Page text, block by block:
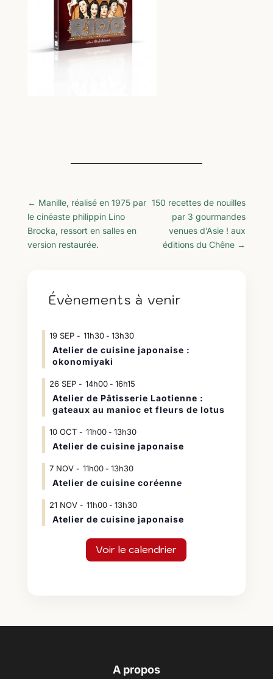
← Manille, réalisé en 1975 par
le cinéaste philippin Lino
Brocka, ressort en salles en
version restaurée.
150 recettes de nouilles
par 3 gourmandes
venues d’Asie ! aux
éditions du Chêne →
Évènements à venir
19 SEP 11h30- 13h30
Atelier de cuisine japonaise :
okonomiyaki
26 SEP 14h00- 16h15
Atelier de Pâtisserie Laotienne :
gateaux au manioc et fleurs de lotus
10 OCT 11h00- 13h30
Atelier de cuisine japonaise
7 NOV 11h00- 13h30
Atelier de cuisine coréenne
21 NOV 11h00- 13h30
Atelier de cuisine japonaise
Voir le calendrier
A propos